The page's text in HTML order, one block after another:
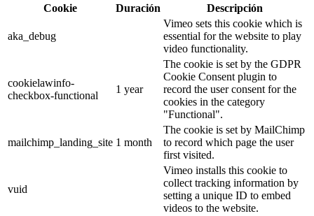
Cookie
Duración Descripción
aka_debug
Vimeo sets this cookie which is
essential for the website to play
video functionality.
cookielawinfo-
checkbox-functional
1 year
The cookie is set by the GDPR
Cookie Consent plugin to
record the user consent for the
cookies in the category
"Functional".
mailchimp_landing_site 1 month
The cookie is set by MailChimp
to record which page the user
first visited.
vuid
Vimeo installs this cookie to
collect tracking information by
setting a unique ID to embed
videos to the website.